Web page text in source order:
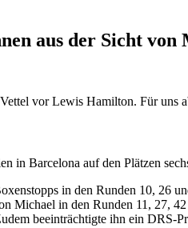
aus der Sicht von
vor Lewis Hamilton. Für uns
in Barcelona auf den Plätzen
in den Runden 10, 26
Michael in den Runden 11, 27, 42
beeinträchtigte ihn ein DRS-